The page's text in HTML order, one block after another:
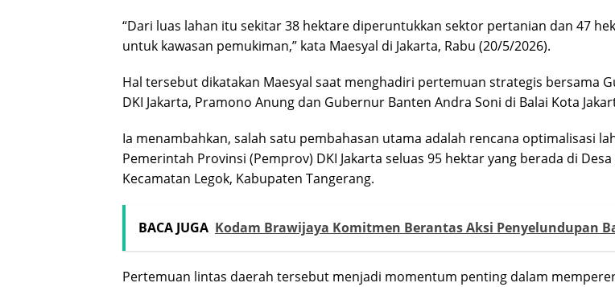
“Dari luas lahan itu sekitar 38 hektare diperuntukkan sektor pertanian dan 47
untuk kawasan pemukiman,” kata Maesyal di Jakarta, Rabu (20/5/2026).
Hal tersebut dikatakan Maesyal saat menghadiri pertemuan strategis bersama
DKI Jakarta, Pramono Anung dan Gubernur Banten Andra Soni di Balai Kota
Ia menambahkan, salah satu pembahasan utama adalah rencana optimalisasi
Pemerintah Provinsi (Pemprov) DKI Jakarta seluas 95 hektar yang berada di Desa
Kecamatan Legok, Kabupaten Tangerang.
BACA JUGA Kodam Brawijaya Komitmen Berantas Aksi Penyelundupan
Pertemuan lintas daerah tersebut menjadi momentum penting dalam